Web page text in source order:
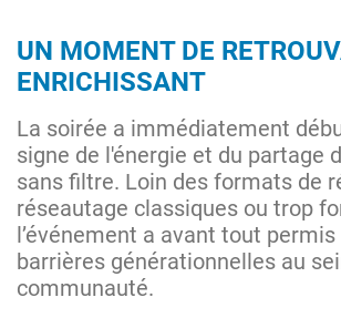
UN MOMENT DE
ENRICHISSANT
La soirée a immédiatement
signe de l'énergie et du partage
sans filtre. Loin des formats de
réseautage classiques ou trop
l’événement a avant tout
barrières générationnelles au
communauté.